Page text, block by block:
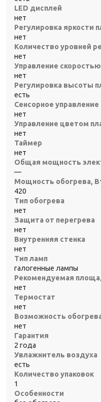
LED дисплей
нет
Регулировка яркости
нет
Количество уровней
нет
Управление
нет
Регулировка высоты
есть
Сенсорное управление
нет
Управление цветом
нет
Таймер
нет
Общая мощность
—
Мощность обогрева,
420
Тип обогрева
нет
Защита от перегрева
нет
Внутренняя стенка
нет
Тип ламп
галогенные лампы
Рекомендуемая
нет
Термостат
нет
Возможность
нет
Гарантия
2 года
Увлажнитель воздуха
есть
Количество упаковок
1
Особенности